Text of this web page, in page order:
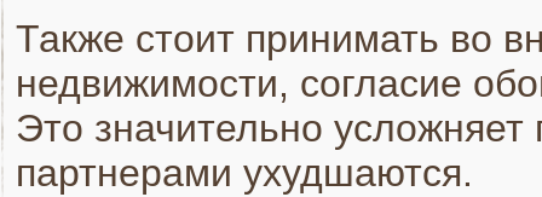
Также стоит принимать во
недвижимости, согласие
Это значительно
партнерами ухудшаются.